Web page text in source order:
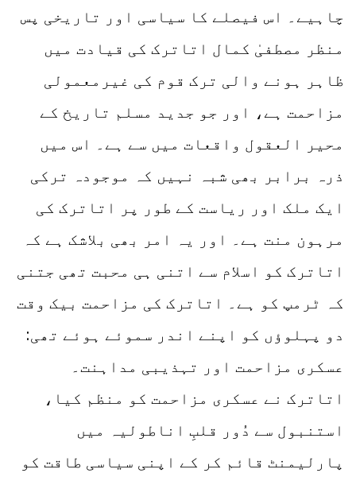
چاہیے۔ اس فیصلے کا سیاسی اور تاریخی پس
منظر مصطفیٰ کمال اتاترک کی قیادت میں
ظاہر ہونے والی ترک قوم کی غیرمعمولی
مزاحمت ہے، اور جو جدید مسلم تاریخ کے
محیر العقول واقعات میں سے ہے۔ اس میں
ذرہ برابر بھی شبہ نہیں کہ موجودہ ترکی
ایک ملک اور ریاست کے طور پر اتاترک کی
مرہون منت ہے۔ اور یہ امر بھی بلاشک ہے کہ
اتاترک کو اسلام سے اتنی ہی محبت تھی جتنی
کہ ٹرمپ کو ہے۔ اتاترک کی مزاحمت بیک وقت
دو پہلوؤں کو اپنے اندر سموئے ہوئے تھی:
عسکری مزاحمت اور تہذیبی مداہنت۔
اتاترک نے عسکری مزاحمت کو منظم کیا،
استنبول سے دُور قلبِ اناطولیہ میں
پارلیمنٹ قائم کر کے اپنی سیاسی طاقت کو